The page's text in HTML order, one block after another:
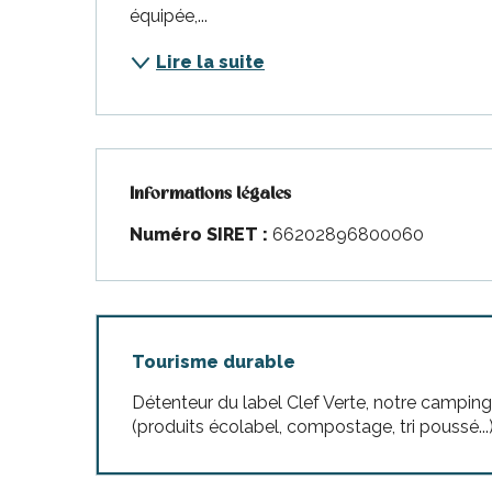
équipée,...
Lire la suite
Informations légales
Informations légales
Numéro SIRET : 66202896800060
Tourisme durable
Détenteur du label Clef Verte, notre
(produits écolabel, compostage, tri